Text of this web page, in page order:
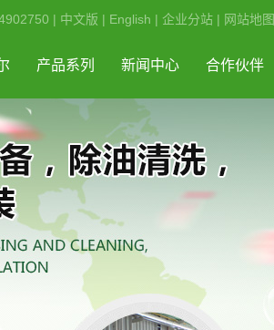
| 中文版 | English | 企业分站 | 网站地图
产品系列
乙醇干燥设备
超临界发泡设备
超临界二氧化碳萃取
印染设备
超临界萃取设备
新闻中心
公司新闻
行业新闻
合作伙伴